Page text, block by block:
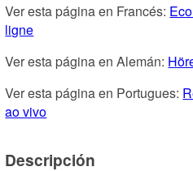
Ver esta página en Francés:
ligne
Ver esta página en Alemán:
Ver esta página en Portugues:
ao vivo
Descripción